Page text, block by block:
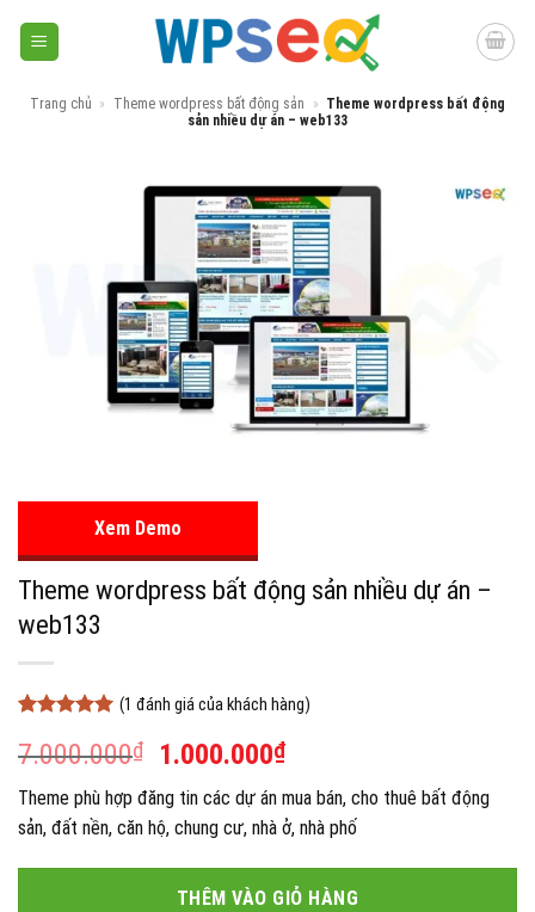
Trang chủ » Theme wordpress bất động sản » Theme wordpress bất động
sản nhiều dự án – web133
Xem Demo
Theme wordpress bất động sản nhiều dự án –
web133
dựa trên
đánh giá
(1 đánh giá của khách hàng)
7.000.000₫
Giá
gốc
là:
7.000.000₫.
1.000.000₫Giá
hiện
tại
là:
1.000.000₫.
Theme phù hợp đăng tin các dự án mua bán, cho thuê bất động
sản, đất nền, căn hộ, chung cư, nhà ở, nhà phố
THÊM VÀO GIỎ HÀNG